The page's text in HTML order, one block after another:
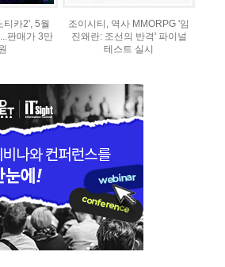
티카2', 5월
판매가 3만
조이시티, 역사 MMORPG '임
진왜란: 조선의 반격' 파이널
테스트 실시